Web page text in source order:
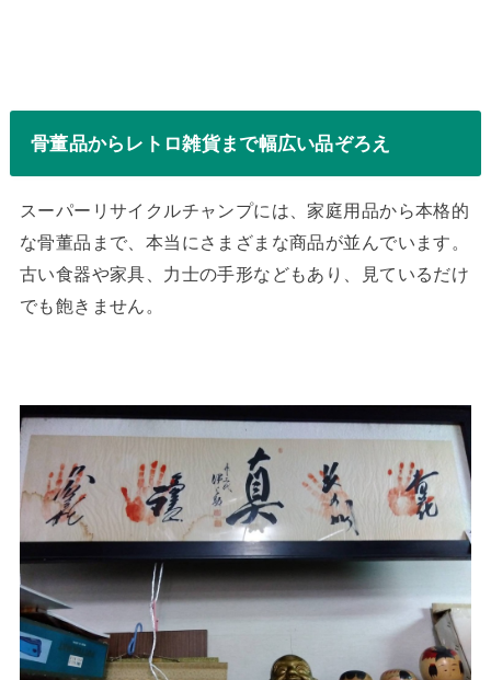
骨董品からレトロ雑貨まで幅広い品ぞろえ
スーパーリサイクルチャンプには、家庭用品から本格的
な骨董品まで、本当にさまざまな商品が並んでいます。
古い食器や家具、力士の手形などもあり、見ているだけ
でも飽きません。